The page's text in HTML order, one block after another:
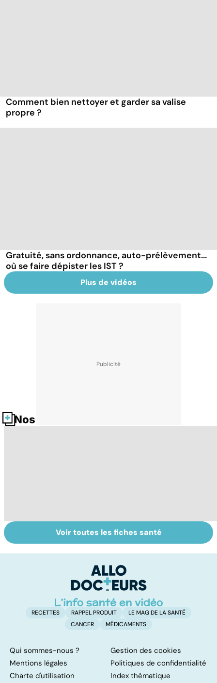
Comment bien nettoyer et garder sa valise
propre ?
Gratuité, sans ordonnance, auto-prélèvement...
où se faire dépister les IST ?
Plus de vidéos
Nos fiches santé
Suicide : prévenir
le passage à
Un rhume, ça se
soigne ?
Voir toutes les fiches santé
RECETTES RAPPEL PRODUIT
LE MAG DE LA SANTÉ
CANCER
MÉDICAMENTS
Qui sommes-nous ?
Gestion des cookies
Mentions légales
Politiques de confidentialité
Charte d'utilisation
Index thématique